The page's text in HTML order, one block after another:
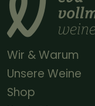
Wir & Warum
Unsere Weine
Shop